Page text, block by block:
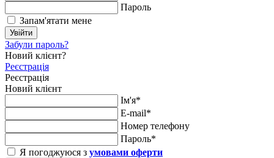
Пароль
Запам'ятати мене
Увійти
Забули пароль?
Новий клієнт?
Реєстрація
Реєстрація
Новий клієнт
Ім'я*
E-mail*
Номер телефону
Пароль*
Я погоджуюся з умовами оферти